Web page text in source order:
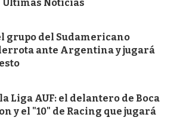
Últimas Noticias
grupo del Sudamericano
ante Argentina y jugará
Liga AUF: el delantero de Boca
y el "10" de Racing que jugará